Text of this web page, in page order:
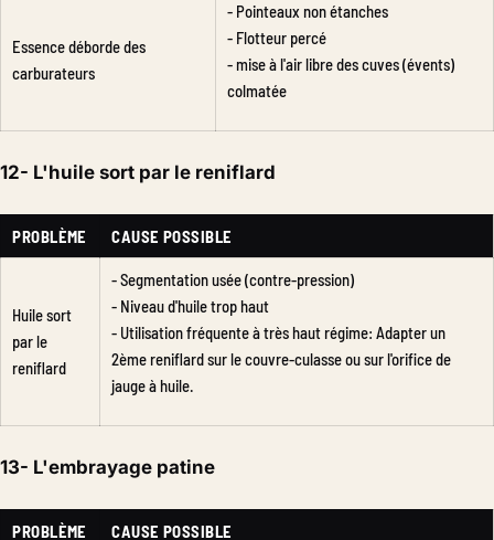
Essence déborde des
carburateurs
- Pointeaux non étanches
- Flotteur percé
- mise à l'air libre des cuves (évents)
colmatée
12- L'huile sort par le reniflard
PROBLÈME CAUSE POSSIBLE
Huile sort
par le
reniflard
- Segmentation usée (contre-pression)
- Niveau d'huile trop haut
- Utilisation fréquente à très haut régime: Adapter un
2ème reniflard sur le couvre-culasse ou sur l'orifice de
jauge à huile.
13- L'embrayage patine
PROBLÈME CAUSE POSSIBLE